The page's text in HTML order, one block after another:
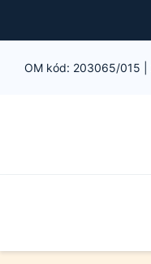
OM kód: 203065/015